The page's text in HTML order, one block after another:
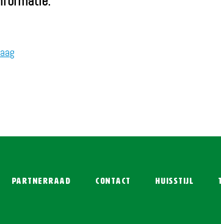
Partnerraad Contact Huisstijl